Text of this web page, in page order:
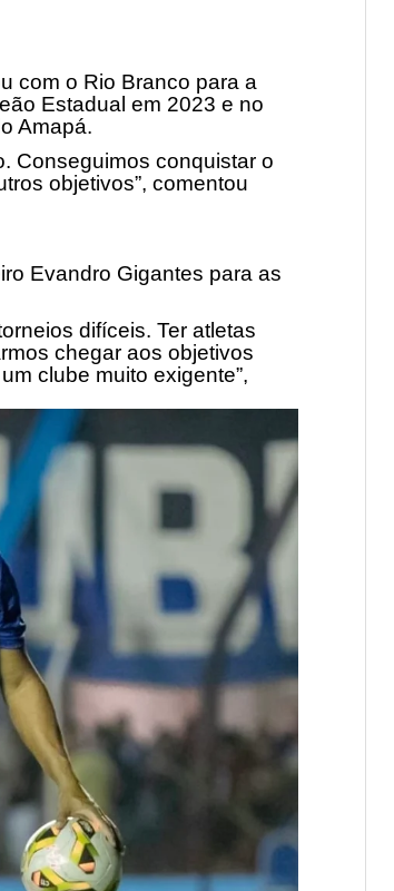
com o Rio Branco para a
Estadual em 2023 e no
Amapá.
Conseguimos conquistar o
objetivos”, comentou
Evandro Gigantes para as
difíceis. Ter atletas
chegar aos objetivos
clube muito exigente”,